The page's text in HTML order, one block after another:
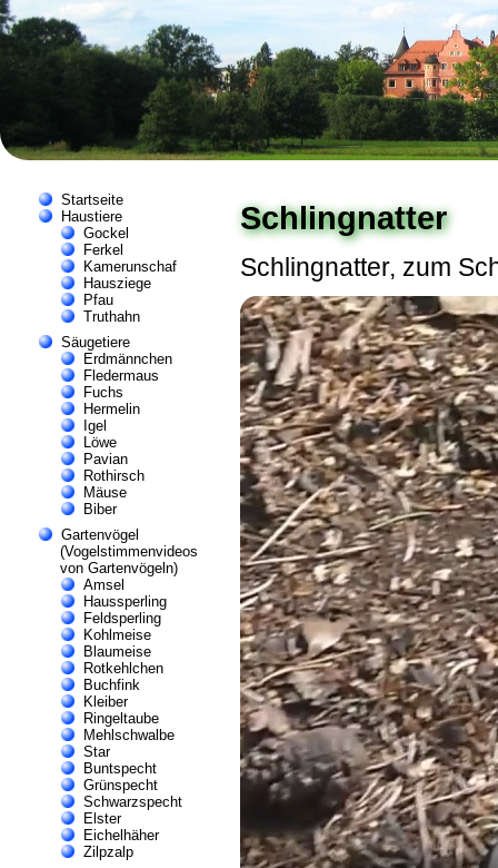
Startseite
Haustiere
Gockel
Ferkel
Kamerunschaf
Hausziege
Pfau
Truthahn
Säugetiere
Erdmännchen
Fledermaus
Fuchs
Hermelin
Igel
Löwe
Pavian
Rothirsch
Mäuse
Biber
Gartenvögel
(Vogelstimmenvideos
von Gartenvögeln)
Amsel
Haussperling
Feldsperling
Kohlmeise
Blaumeise
Rotkehlchen
Buchfink
Kleiber
Ringeltaube
Mehlschwalbe
Star
Buntspecht
Grünspecht
Schwarzspecht
Elster
Eichelhäher
Zilpzalp
Schlingnatter
Schlingnatter, zum